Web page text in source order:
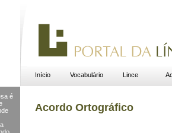
Início Vocabulário Lince
é
Acordo Ortográfico